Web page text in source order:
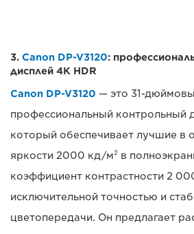
3. Canon DP-V3120:
дисплей 4K HDR
Canon DP-V3120 — это 31-
профессиональный контрольный
который обеспечивает лучшие в
яркости 2000 кд/м² в
коэффициент контрастности 2
исключительной точностью и
цветопередачи. Он предлагает